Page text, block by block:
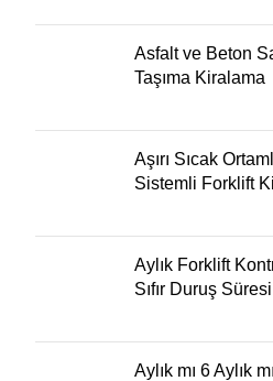
Asfalt ve Beton
Taşıma Kiralama
Aşırı Sıcak
Sistemli Forklift
Aylık Forklift
Sıfır Duruş Süresi
Aylık mı 6 Aylık